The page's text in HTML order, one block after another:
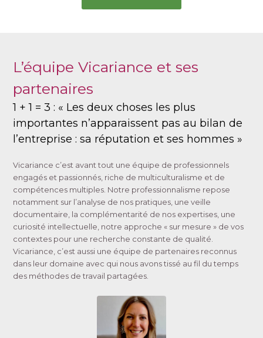
L’équipe Vicariance et ses
partenaires
1 + 1 = 3 : « Les deux choses les plus
importantes n’apparaissent pas au bilan de
l’entreprise : sa réputation et ses hommes »
Vicariance c’est avant tout une équipe de professionnels
engagés et passionnés, riche de multiculturalisme et de
compétences multiples. Notre professionnalisme repose
notamment sur l’analyse de nos pratiques, une veille
documentaire, la complémentarité de nos expertises, une
curiosité intellectuelle, notre approche « sur mesure » de vos
contextes pour une recherche constante de qualité.
Vicariance, c’est aussi une équipe de partenaires reconnus
dans leur domaine avec qui nous avons tissé au fil du temps
des méthodes de travail partagées.